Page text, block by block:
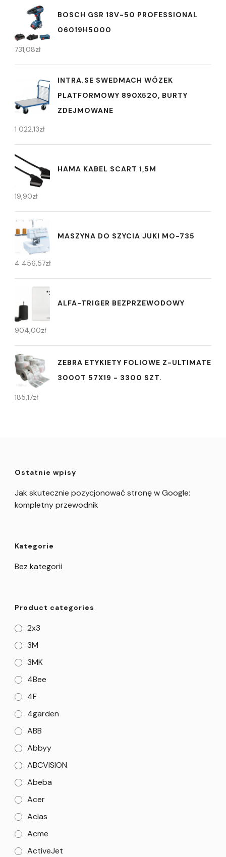
BOSCH GSR 18V-50 PROFESSIONAL
06019H5000
731,08zł
INTRA.SE SWEDMACH WÓZEK
PLATFORMOWY 890X520, BURTY
ZDEJMOWANE
1 022,13zł
HAMA KABEL SCART 1,5M
19,90zł
MASZYNA DO SZYCIA JUKI MO-735
4 456,57zł
ALFA-TRIGER BEZPRZEWODOWY
904,00zł
ZEBRA ETYKIETY FOLIOWE Z-ULTIMATE
3000T 57X19 - 3300 SZT.
185,17zł
Ostatnie wpisy
Jak skutecznie pozycjonować stronę w Google:
kompletny przewodnik
Kategorie
Bez kategorii
Product categories
2x3
3M
3MK
4Bee
4F
4garden
ABB
Abbyy
ABCVISION
Abeba
Acer
Aclas
Acme
ActiveJet